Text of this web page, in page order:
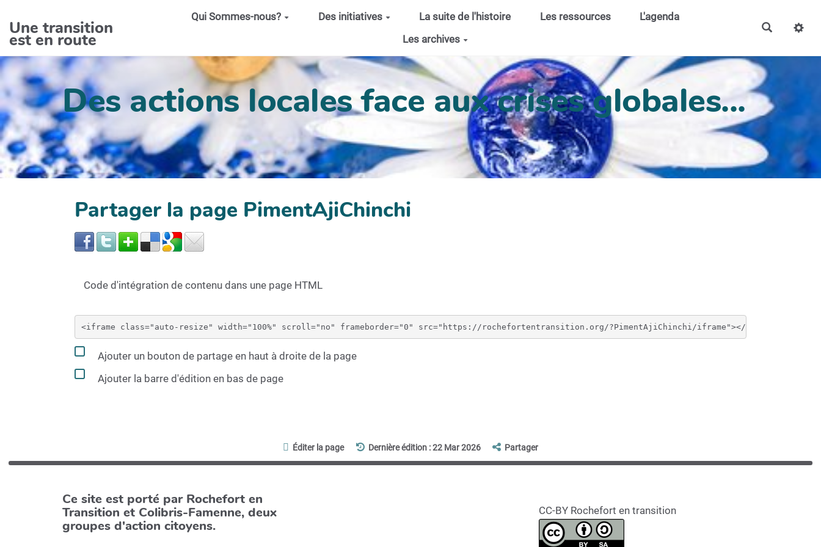
Une transition
est en route
Qui Sommes-nous? Des initiatives La suite de l'histoire Les ressources
L'agenda
Les archives
Des actions locales face aux crises globales...
Partager la page PimentAjiChinchi
Code d'intégration de contenu dans une page HTML
Ajouter un bouton de partage en haut à droite de la page
Ajouter la barre d'édition en bas de page
Éditer la page Dernière édition : 22 Mar 2026 Partager
Ce site est porté par Rochefort en
Transition et Colibris-Famenne, deux
groupes d'action citoyens.
CC-BY Rochefort en transition